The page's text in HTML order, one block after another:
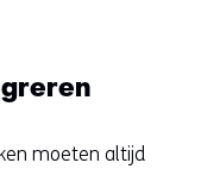
moeten altijd